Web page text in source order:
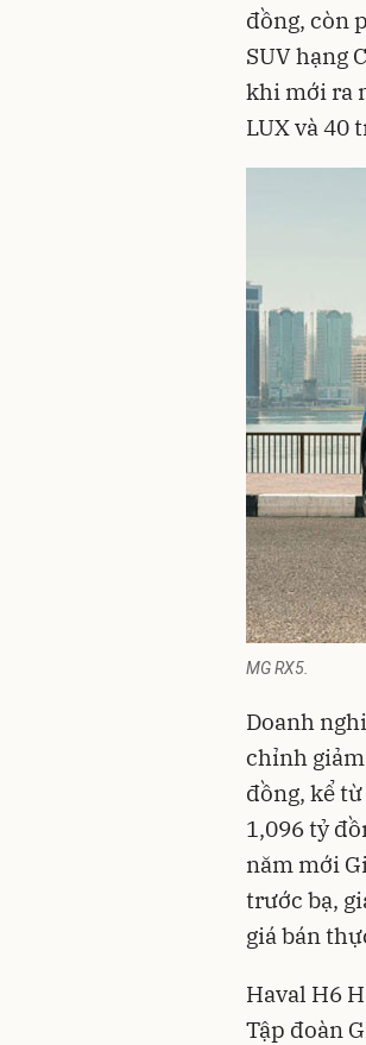
đồng, còn
SUV hạng
khi mới ra
LUX và 40
MG RX5.
Doanh
chỉnh giảm
đồng, kể
1,096 tỷ
năm mới
trước bạ,
giá bán
Haval H6
Tập đoàn